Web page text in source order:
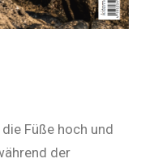
Füße hoch und
der